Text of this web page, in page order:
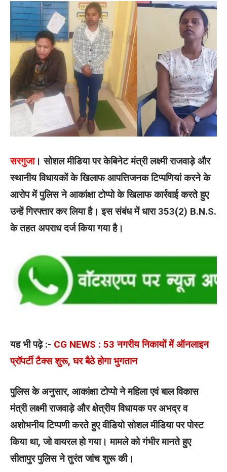
सरगुजा। सोशल मीडिया पर केबिनेट मंत्री लक्ष्मी राजवाड़े और
स्थानीय विधायकों के खिलाफ आपत्तिजनक टिप्पणियां करने के
आरोप में पुलिस ने आकांक्षा टोप्पो के खिलाफ कार्रवाई करते हुए
उन्हें गिरफ्तार कर लिया है। इस संबंध में धारा 353(2) B.N.S.
के तहत अपराध दर्ज किया गया है।
यह भी पढ़े :- CG NEWS : 53 नगरीय निकायों में ऑनलाइन
प्रॉपर्टी टैक्स शुरू, घर बैठे होगा भुगतान
पुलिस के अनुसार, आकांक्षा टोप्पो ने महिला एवं बाल विकास
मंत्री लक्ष्मी राजवाड़े और क्षेत्रीय विधायक पर अभद्र व
अशोभनीय टिप्पणी करते हुए वीडियो सोशल मीडिया पर पोस्ट
किया था, जो वायरल हो गया। मामले को गंभीर मानते हुए
सीतापुर पुलिस ने तुरंत जांच शुरू की।